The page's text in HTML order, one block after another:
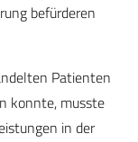
befürderen
Patienten
konnte, musste
in der